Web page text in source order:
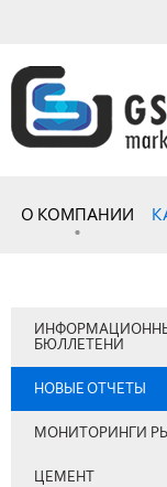
О КОМПАНИИ
БЮЛЛЕТЕНИ
НОВЫЕ ОТЧЕТЫ
МОНИТОРИНГИ
ЦЕМЕНТ